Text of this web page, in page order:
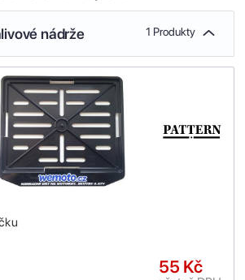
nádrže 1 Produkty
55 Kč